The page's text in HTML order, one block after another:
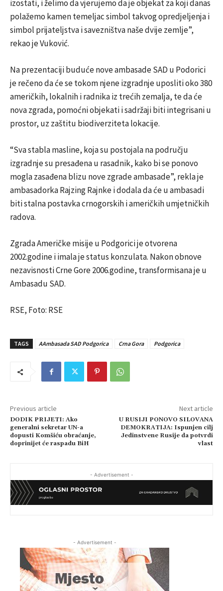
izostati, i želimo da vjerujemo da je objekat za koji danas
polažemo kamen temeljac simbol takvog opredjeljenja i
simbol prijateljstva i savezništva naše dvije zemlje”,
rekao je Vuković.
Na prezentaciji buduće nove ambasade SAD u Podorici
je rečeno da će se tokom njene izgradnje uposliti oko 380
američkih, lokalnih i radnika iz trećih zemalja, te da će
nova zgrada, pomoćni objekati i sadržaji biti integrisani u
prostor, uz zaštitu biodiverziteta lokacije.
“Sva stabla masline, koja su postojala na području
izgradnje su presađena u rasadnik, kako bi se ponovo
mogla zasađena blizu nove zgrade ambasade”, rekla je
ambasadorka Rajzing Rajnke i dodala da će u ambasadi
biti stalna postavka crnogorskih i američkih umjetničkih
radova.
Zgrada Američke misije u Podgorici je otvorena
2002.godine i imala je status konzulata. Nakon obnove
nezavisnosti Crne Gore 2006.godine, transformisana je u
Ambasadu SAD.
RSE, Foto: RSE
TAGS AAmbasada SAD Podgorica Crna Gora Podgorica
Previous article
DODIK PRIJETI: Ako
generalni sekretar UN-a
dopusti Komšiću obraćanje,
doprinijet će raspadu BiH
Next article
U RUSIJI PONOVO SILOVANA
DEMOKRATIJA: Ispunjen cilj
Jedinstvene Rusije da potvrdi
vlast
- Advertisement -
- Advertisement -